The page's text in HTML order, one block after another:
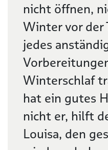
nicht öffnen,
Winter vor der
jedes
Winterschlaf
hat ein gutes
nicht er, hilft
Louisa, den